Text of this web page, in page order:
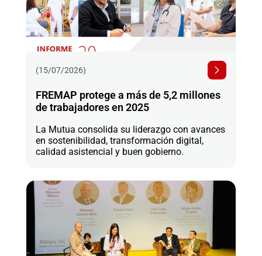
(15/07/2026)
FREMAP protege a más de 5,2 millones
de trabajadores en 2025
La Mutua consolida su liderazgo con avances
en sostenibilidad, transformación digital,
calidad asistencial y buen gobierno.